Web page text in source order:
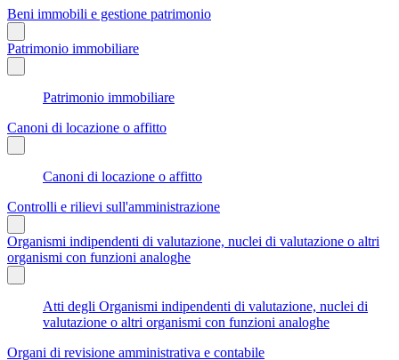
Beni immobili e gestione patrimonio
Patrimonio immobiliare
Patrimonio immobiliare
Canoni di locazione o affitto
Canoni di locazione o affitto
Controlli e rilievi sull'amministrazione
Organismi indipendenti di valutazione, nuclei di valutazione o altri
organismi con funzioni analoghe
Atti degli Organismi indipendenti di valutazione, nuclei di
valutazione o altri organismi con funzioni analoghe
Organi di revisione amministrativa e contabile